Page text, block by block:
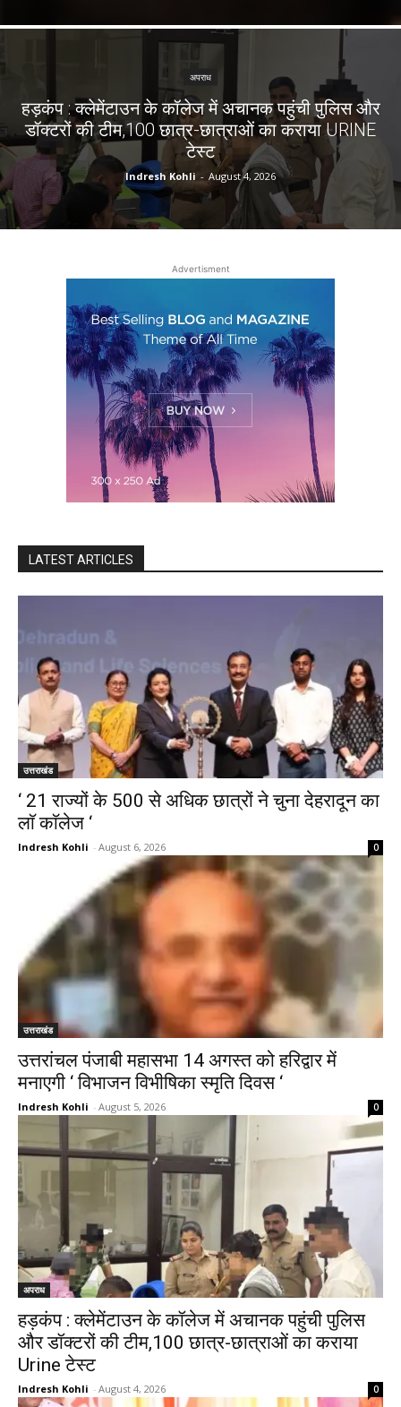
अपराध
हड़कंप : क्लेमेंटाउन के कॉलेज में अचानक पहुंची पुलिस और
डॉक्टरों की टीम,100 छात्र-छात्राओं का कराया URINE
टेस्ट
Indresh Kohli - August 4, 2026
Advertisment
LATEST ARTICLES
उत्तराखंड
‘ 21 राज्यों के 500 से अधिक छात्रों ने चुना देहरादून का
लाॅ काॅलेज ‘
Indresh Kohli - August 6, 2026 0
उत्तराखंड
उत्तरांचल पंजाबी महासभा 14 अगस्त को हरिद्वार में
मनाएगी ‘ विभाजन विभीषिका स्मृति दिवस ‘
Indresh Kohli - August 5, 2026 0
अपराध
हड़कंप : क्लेमेंटाउन के कॉलेज में अचानक पहुंची पुलिस
और डॉक्टरों की टीम,100 छात्र-छात्राओं का कराया
Urine टेस्ट
Indresh Kohli - August 4, 2026 0